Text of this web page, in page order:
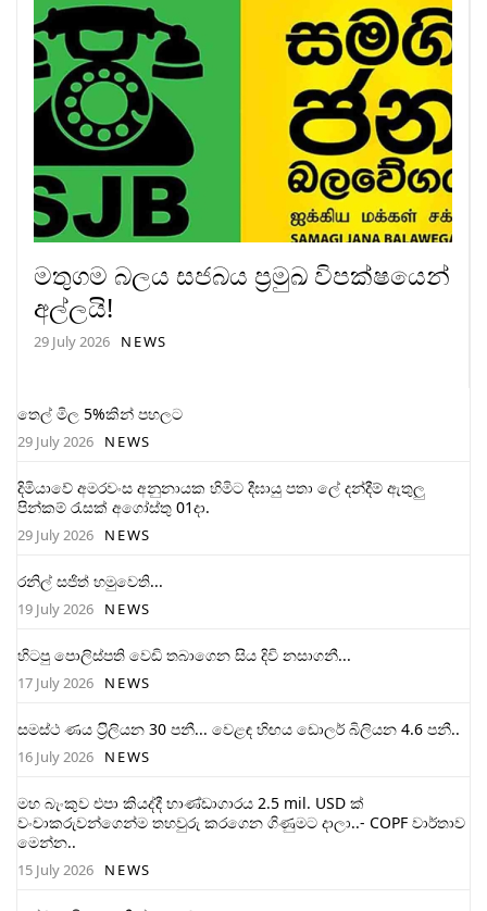
මතුගම බලය සජබය ප්‍රමුඛ විපක්ෂයෙන්
අල්ලයි!
29 July 2026 NEWS
තෙල් මිල 5%කින් පහලට
29 July 2026 NEWS
දිමියාවේ අමරවංස අනුනායක හිමිට දීඝායු පතා ලේ දන්දීම් ඇතුලු
පින්කම් රැසක් අගෝස්තු 01දා.
29 July 2026 NEWS
රනිල් සජිත් හමුවෙති...
19 July 2026 NEWS
හිටපු පොලිස්පති වෙඩි තබාගෙන සිය දිවි නසාගනී...
17 July 2026 NEWS
සමස්ථ ණය ට‍්‍රිලියන 30 පනී... වෙළඳ හිඟය ඩොලර් බිලියන 4.6 පනී..
16 July 2026 NEWS
මහ බැංකුව එපා කියද්දී භාණ්ඩාගාරය 2.5 mil. USD ක්
වංචාකරුවන්ගෙන්ම තහවුරු කරගෙන ගිණුමට දාලා..- COPF වාර්තාව
මෙන්න..
15 July 2026 NEWS